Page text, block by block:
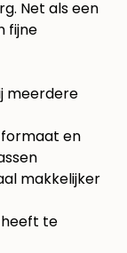
Net als een
fijne
meerdere
en
makkelijker
heeft te